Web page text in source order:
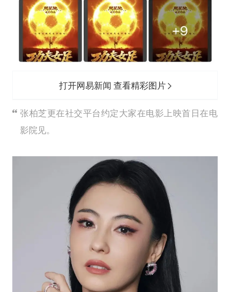
打开网易新闻 查看精彩图片
张柏芝更在社交平台约定大家在电影上映首日在电
影院见。